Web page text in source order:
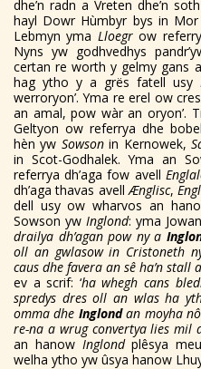
dhe’n radn a Vreten dhe’n
hayl Dowr Hùmbyr bys in Mor
Lebmyn yma Lloegrow
Nyns yw godhvedhys
certan re worth y gelmy gans
hag ytho y a grës fatell usy
werroryon’. Yma re erel ow
an amal, pow wàr an oryon’.
Geltyon ow referrya dhe
hèn yw Sowsonin Kernowek,
in Scot-Godhalek. Yma an
referrya dh’aga fow avell
dh’aga thavas avellÆnglisc,
dell usy ow wharvos an
Sowson yw Inglond: yma
drailya dh’agan pow ny a
oll an gwlasow in Cristoneth
caus dhe favera an sê ha’n stall
ev a scrif: ‘ha whegh cans
spredys dres oll an wlas ha
omma dhe Inglondan moyha
re-na a wrug convertya lies mil
an hanow Inglondplêsya
welha ytho yw ûsya hanow